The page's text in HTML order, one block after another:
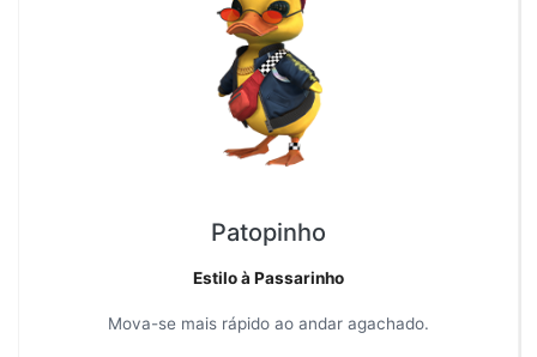
Patopinho
Estilo à Passarinho
Mova-se mais rápido ao andar agachado.